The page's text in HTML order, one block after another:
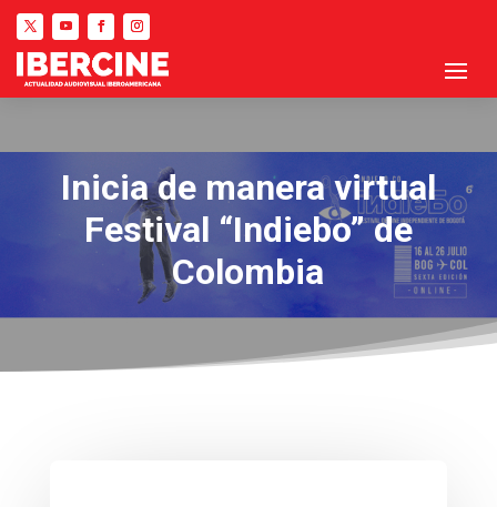
Inicia de manera virtual
Festival “Indiebo” de
Colombia